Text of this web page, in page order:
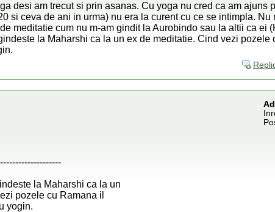
desi am trecut si prin asanas. Cu yoga nu cred ca am ajuns
si ceva de ani in urma) nu era la curent cu ce se intimpla. Nu
meditatie cum nu m-am gindit la Aurobindo sau la altii ca ei
la Maharshi ca la un ex de meditatie. Cind vezi pozele
la Maharshi ca la un
pozele cu Ramana il
yogin.